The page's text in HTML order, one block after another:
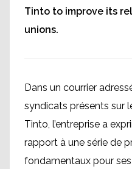
Tinto to improve its
unions.
Dans un courrier
syndicats présents sur
Tinto, l’entreprise a
rapport à une série de
fondamentaux pour